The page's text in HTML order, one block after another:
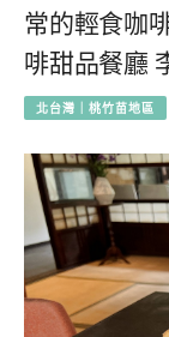
常的輕食咖
啡甜品餐廳
北台灣｜桃竹苗地區